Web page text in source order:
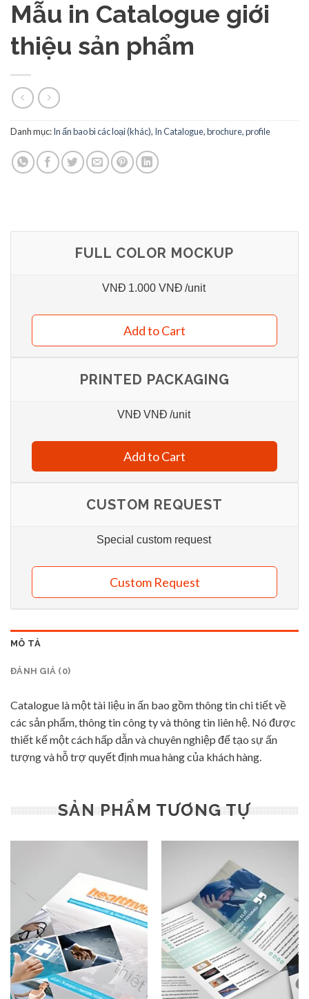
Mẫu in Catalogue giới
thiệu sản phẩm
Danh mục:In ấn bao bì các loại (khác), In Catalogue, brochure, profile
FULL COLOR MOCKUP
VNĐ 1.000 VNĐ /unit
Add to Cart
PRINTED PACKAGING
VNĐ VNĐ /unit
Add to Cart
CUSTOM REQUEST
Special custom request
Custom Request
MÔ TẢ
ĐÁNH GIÁ (0)
Catalogue là một tài liệu in ấn bao gồm thông tin chi tiết về
các sản phẩm, thông tin công ty và thông tin liên hệ. Nó được
thiết kế một cách hấp dẫn và chuyên nghiệp để tạo sự ấn
tượng và hỗ trợ quyết định mua hàng của khách hàng.
SẢN PHẨM TƯƠNG TỰ